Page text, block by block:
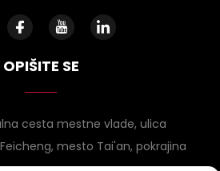
OPIŠITE SE
cesta mestne vlade, ulica
mesto Tai'an, pokrajina